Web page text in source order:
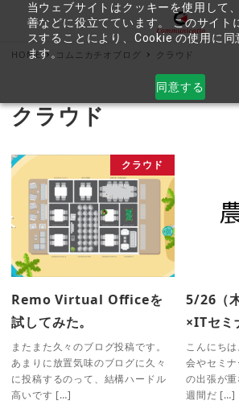
当ウェブサイトはクッキーを使用して
善などに役立てています。 このサイト
スすることにより、Cookie の使用に同
ます。
同意する
HOME コムニカチオブログ クラウド
クラウド
クラウド
Remo Virtual Officeを
試してみた。
またまた久々のブログ投稿です。
あまりに放置気味のブログに久々
に投稿するのって、結構ハードル
高いです […]
5/26（
×ITセミ
こんにち
会やセミ
の出張が
週間だ […]